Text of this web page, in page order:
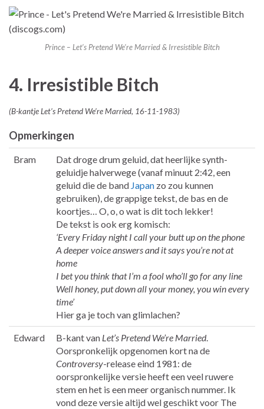
Prince – Let’s Pretend We’re Married & Irresistible Bitch
4. Irresistible Bitch
(B-kantje Let’s Pretend We’re Married, 16-11-1983)
Opmerkingen
Bram
Dat droge drum geluid, dat heerlijke synth-
geluidje halverwege (vanaf minuut 2:42, een
geluid die de band Japan zo zou kunnen
gebruiken), de grappige tekst, de bas en de
koortjes… O, o, o wat is dit toch lekker!
De tekst is ook erg komisch:
‘Every Friday night I call your butt up on the phone
A deeper voice answers and it says you’re not at
home
I bet you think that I’m a fool who’ll go for any line
Well honey, put down all your money, you win every
time’
Hier ga je toch van glimlachen?
Edward B-kant van Let’s Pretend We’re Married.
Oorspronkelijk opgenomen kort na de
Controversy-release eind 1981: de
oorspronkelijke versie heeft een veel ruwere
stem en het is een meer organisch nummer. Ik
vond deze versie altijd wel geschikt voor The